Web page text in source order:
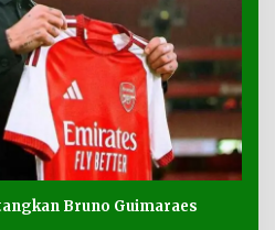
Bruno Guimaraes